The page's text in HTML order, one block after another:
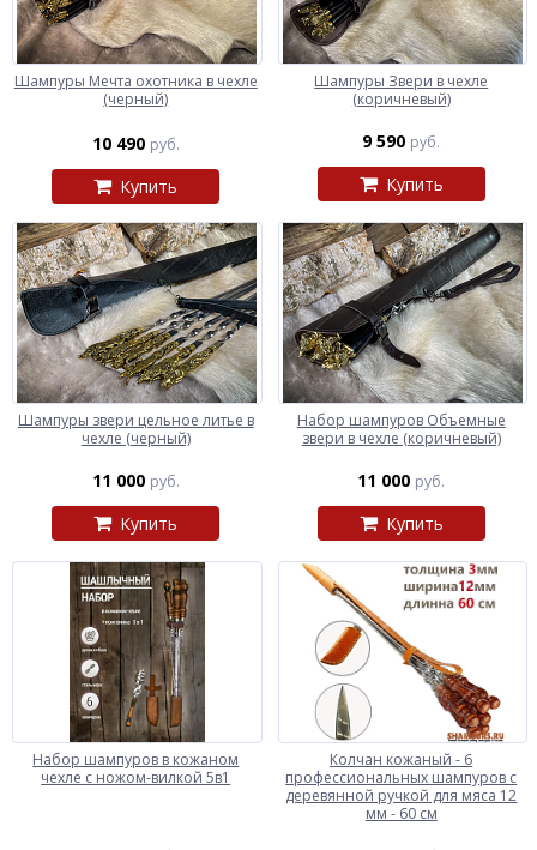
Шампуры Мечта охотника в чехле
(черный)
10 490 руб.
Купить
Шампуры Звери в чехле
(коричневый)
9 590 руб.
Купить
Шампуры звери цельное литье в
чехле (черный)
11 000 руб.
Купить
Набор шампуров Объемные
звери в чехле (коричневый)
11 000 руб.
Купить
Набор шампуров в кожаном
чехле с ножом-вилкой 5в1
Колчан кожаный - 6
профессиональных шампуров с
деревянной ручкой для мяса 12
мм - 60 см